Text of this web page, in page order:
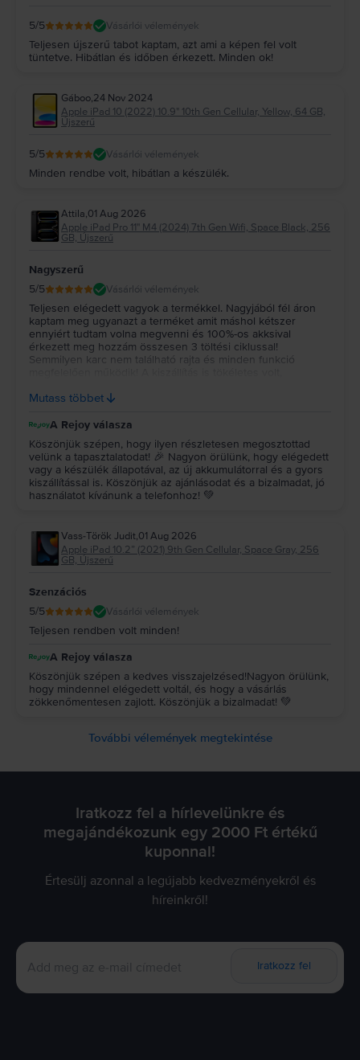
5/5 Vásárlói vélemények
Teljesen újszerű tabot kaptam, azt ami a képen fel volt
tüntetve. Hibátlan és időben érkezett. Minden ok!
Gáboo,24 Nov 2024
Apple iPad 10 (2022) 10.9" 10th Gen Cellular, Yellow, 64 GB,
Újszerű
5/5 Vásárlói vélemények
Minden rendbe volt, hibátlan a készülék.
Attila,01 Aug 2026
Apple iPad Pro 11" M4 (2024) 7th Gen Wifi, Space Black, 256
GB, Újszerű
Nagyszerű
5/5 Vásárlói vélemények
Teljesen elégedett vagyok a termékkel. Nagyjából fél áron
kaptam meg ugyanazt a terméket amit máshol kétszer
ennyiért tudtam volna megvenni és 100%-os akksival
érkezett meg hozzám összesen 3 töltési ciklussal!
Semmilyen karc nem található rajta és minden funkció
tudom ajánlani!
Mutass többet
A Rejoy válasza
Köszönjük szépen, hogy ilyen részletesen megosztottad
velünk a tapasztalatodat! 🎉 Nagyon örülünk, hogy elégedett
vagy a készülék állapotával, az új akkumulátorral és a gyors
kiszállítással is. Köszönjük az ajánlásodat és a bizalmadat, jó
használatot kívánunk a telefonhoz! 💚
Vass-Török Judit,01 Aug 2026
Apple iPad 10.2” (2021) 9th Gen Cellular, Space Gray, 256
GB, Újszerű
Szenzációs
5/5 Vásárlói vélemények
Teljesen rendben volt minden!
A Rejoy válasza
Köszönjük szépen a kedves visszajelzésed!Nagyon örülünk,
hogy mindennel elégedett voltál, és hogy a vásárlás
zökkenőmentesen zajlott. Köszönjük a bizalmadat! 💚
További vélemények megtekintése
Iratkozz fel a hírlevelünkre és
megajándékozunk egy 2000 Ft értékű
kuponnal!
Értesülj azonnal a legújabb kedvezményekről és
híreinkről!
Iratkozz fel